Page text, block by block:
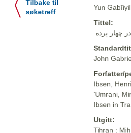
Tilbake til
søketreff
Yun
Tittel:
John
Forfatter/
Ibsen,
'Umrani,
Ibsen in
Utgitt:
Tihran :